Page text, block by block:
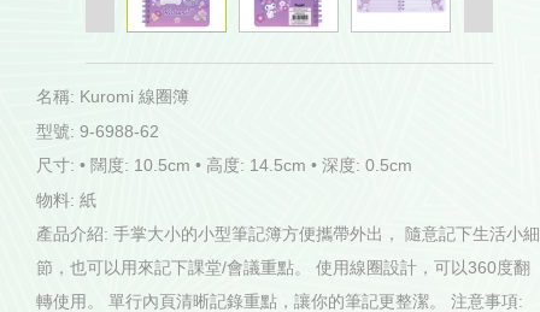
名稱: Kuromi 線圈簿
型號: 9-6988-62
尺寸: • 闊度: 10.5cm • 高度: 14.5cm • 深度: 0.5cm
物料: 紙
產品介紹: 手掌大小的小型筆記簿方便攜帶外出， 隨意記下生活小細
節，也可以用來記下課堂/會議重點。 使用線圈設計，可以360度翻
轉使用。 單行內頁清晰記錄重點，讓你的筆記更整潔。 注意事項: